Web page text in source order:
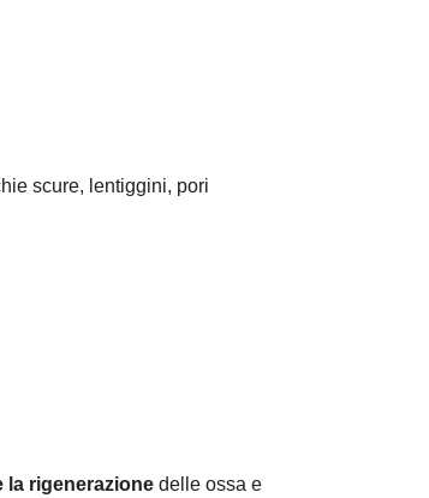
scure, lentiggini, pori
la rigenerazione delle ossa e